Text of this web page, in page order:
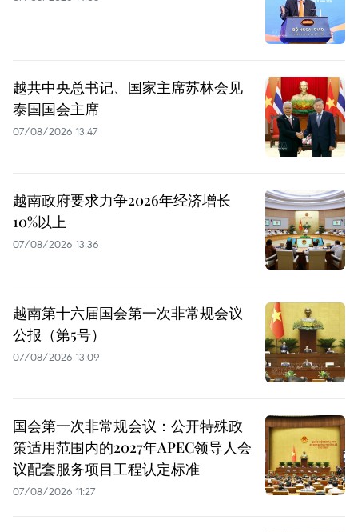
越共中央总书记、国家主席苏林会见
泰国国会主席
07/08/2026 13:47
越南政府要求力争2026年经济增长
10%以上
07/08/2026 13:36
越南第十六届国会第一次非常规会议
公报（第5号）
07/08/2026 13:09
国会第一次非常规会议：公开特殊政
策适用范围内的2027年APEC领导人会
议配套服务项目工程认定标准
07/08/2026 11:27